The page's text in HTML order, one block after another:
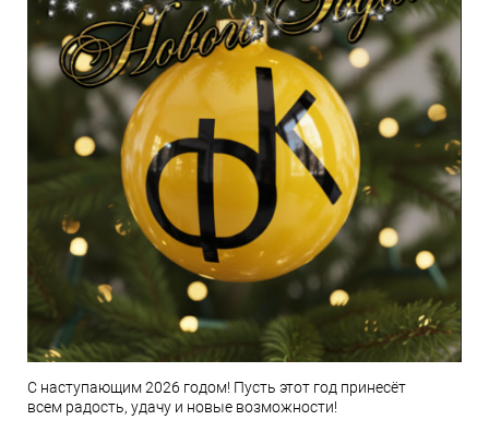
С наступающим 2026 годом! Пусть этот год принесёт
всем радость, удачу и новые возможности!